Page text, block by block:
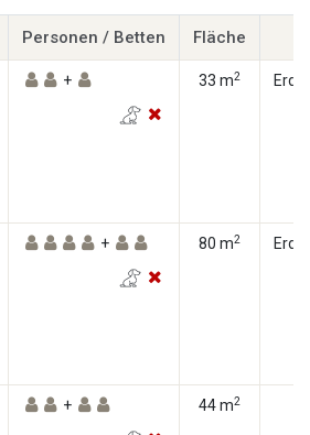
Personen / Betten Fläche
+ 33 m2
+ 80 m2
+ 44 m2